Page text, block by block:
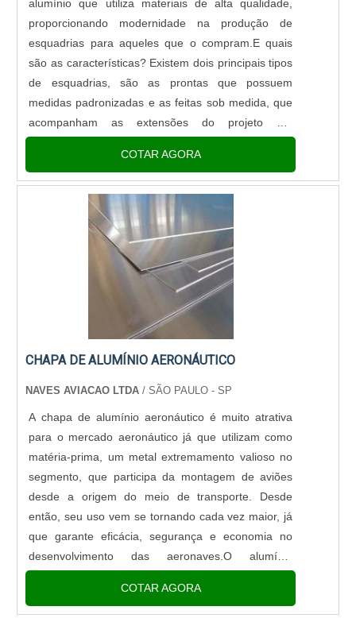
associados e profissionais qualificados, garante
uma entrega de excelência de ponta a ponta.
Aproveite a visita para acessar o site e saber mais
sobre a empresa, os serviços e os produtos.
alumínio que utiliza materiais de alta qualidade,
proporcionando modernidade na produção de
esquadrias para aqueles que o compram.E quais
são as características? Existem dois principais tipos
de esquadrias, são as prontas que possuem
medidas padronizadas e as feitas sob medida, que
acompanham as extensões do projeto em
modelo clássico que é de abrir para....
COTAR AGORA
CHAPA DE ALUMÍNIO AERONÁUTICO
NAVES AVIACAO LTDA / SÃO PAULO - SP
A chapa de alumínio aeronáutico é muito atrativa
para o mercado aeronáutico já que utilizam como
matéria-prima, um metal extremamento valioso no
segmento, que participa da montagem de aviões
desde a origem do meio de transporte. Desde
então, seu uso vem se tornando cada vez maior, já
que garante eficácia, segurança e economia no
desenvolvimento das aeronaves.O alumínio
setor aeronáutico por se....
COTAR AGORA